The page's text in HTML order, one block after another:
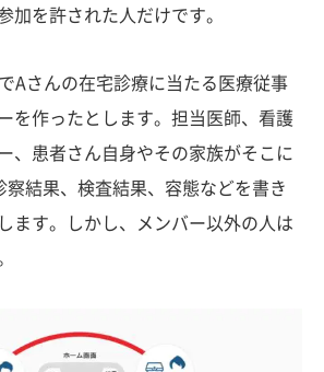
加を許された人だけです。
Aさんの在宅診療に当たる医療従事
を作ったとします。担当医師、看護
、患者さん自身やその家族がそこに
察結果、検査結果、容態などを書き
ます。しかし、メンバー以外の人は